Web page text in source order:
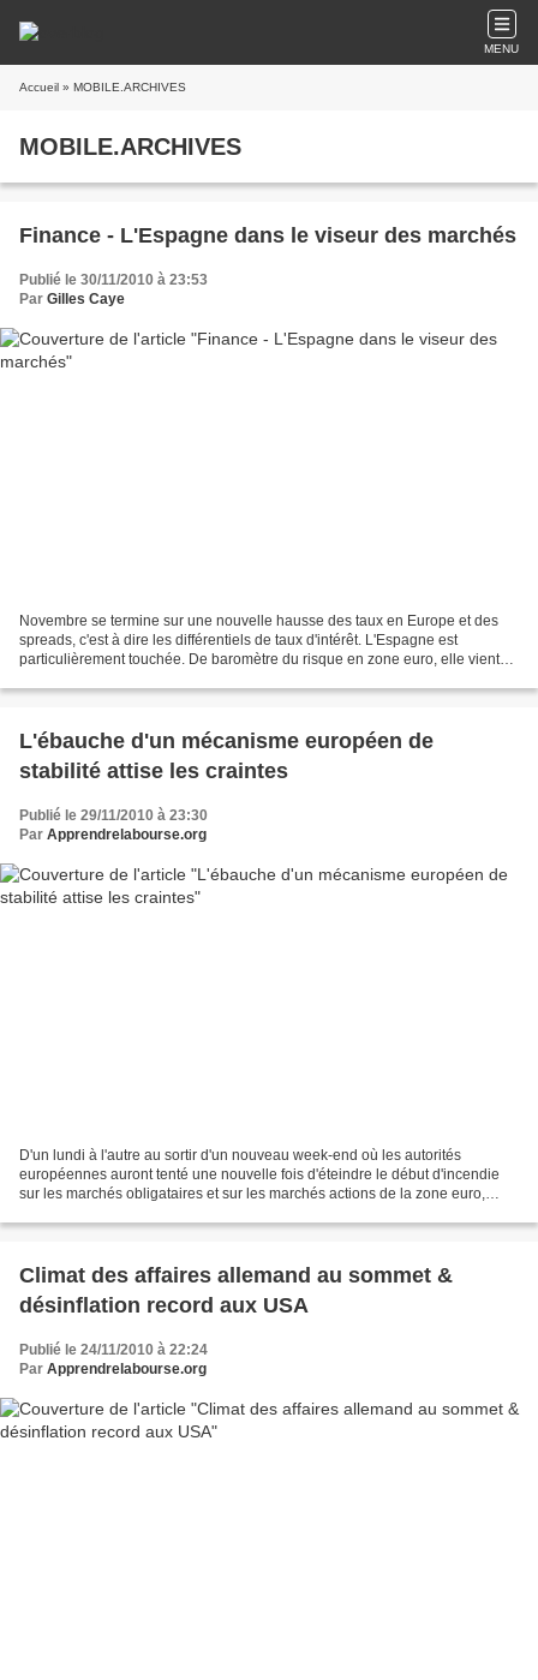
MENU
Accueil » MOBILE.ARCHIVES
MOBILE.ARCHIVES
Finance - L'Espagne dans le viseur des marchés
Publié le 30/11/2010 à 23:53
Par Gilles Caye
Novembre se termine sur une nouvelle hausse des taux en Europe et des
spreads, c'est à dire les différentiels de taux d'intérêt. L'Espagne est
particulièrement touchée. De baromètre du risque en zone euro, elle vient
L'ébauche d'un mécanisme européen de
stabilité attise les craintes
Publié le 29/11/2010 à 23:30
Par Apprendrelabourse.org
D'un lundi à l'autre au sortir d'un nouveau week-end où les autorités
européennes auront tenté une nouvelle fois d'éteindre le début d'incendie
sur les marchés obligataires et sur les marchés actions de la zone euro,
Climat des affaires allemand au sommet &
désinflation record aux USA
Publié le 24/11/2010 à 22:24
Par Apprendrelabourse.org